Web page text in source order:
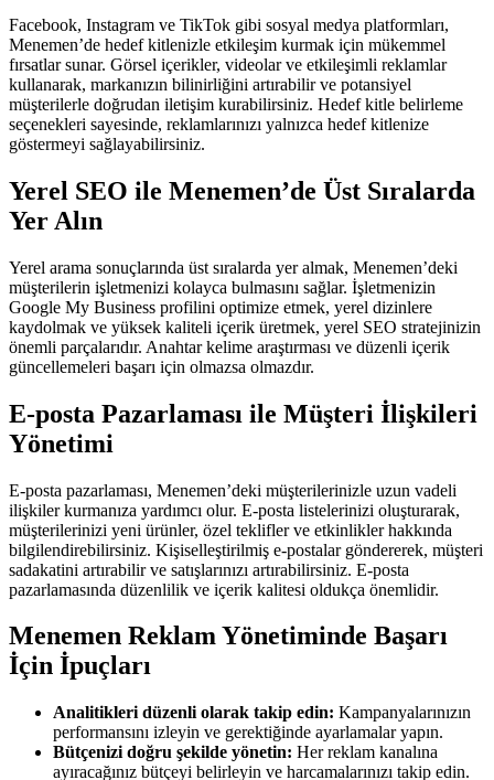
Facebook, Instagram ve TikTok gibi sosyal medya platformları,
Menemen’de hedef kitlenizle etkileşim kurmak için mükemmel
fırsatlar sunar. Görsel içerikler, videolar ve etkileşimli reklamlar
kullanarak, markanızın bilinirliğini artırabilir ve potansiyel
müşterilerle doğrudan iletişim kurabilirsiniz. Hedef kitle belirleme
seçenekleri sayesinde, reklamlarınızı yalnızca hedef kitlenize
göstermeyi sağlayabilirsiniz.
Yerel SEO ile Menemen’de Üst Sıralarda
Yer Alın
Yerel arama sonuçlarında üst sıralarda yer almak, Menemen’deki
müşterilerin işletmenizi kolayca bulmasını sağlar. İşletmenizin
Google My Business profilini optimize etmek, yerel dizinlere
kaydolmak ve yüksek kaliteli içerik üretmek, yerel SEO stratejinizin
önemli parçalarıdır. Anahtar kelime araştırması ve düzenli içerik
güncellemeleri başarı için olmazsa olmazdır.
E-posta Pazarlaması ile Müşteri İlişkileri
Yönetimi
E-posta pazarlaması, Menemen’deki müşterilerinizle uzun vadeli
ilişkiler kurmanıza yardımcı olur. E-posta listelerinizi oluşturarak,
müşterilerinizi yeni ürünler, özel teklifler ve etkinlikler hakkında
bilgilendirebilirsiniz. Kişiselleştirilmiş e-postalar göndererek, müşteri
sadakatini artırabilir ve satışlarınızı artırabilirsiniz. E-posta
pazarlamasında düzenlilik ve içerik kalitesi oldukça önemlidir.
Menemen Reklam Yönetiminde Başarı
İçin İpuçları
Analitikleri düzenli olarak takip edin: Kampanyalarınızın
performansını izleyin ve gerektiğinde ayarlamalar yapın.
Bütçenizi doğru şekilde yönetin: Her reklam kanalına
ayıracağınız bütçeyi belirleyin ve harcamalarınızı takip edin.